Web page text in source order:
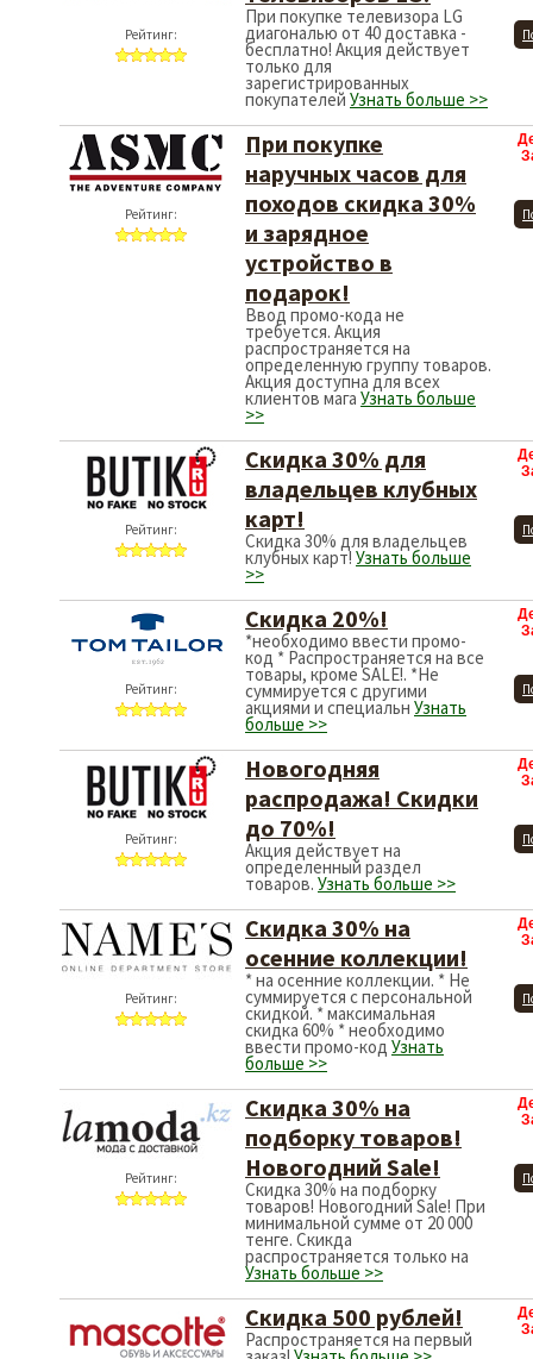
Рейтинг:
При покупке телевизора LG
диагональю от 40 доставка -
бесплатно! Акция действует
только для
зарегистрированных
покупателей Узнать больше >>
Рейтинг:
При покупке
наручных часов для
походов скидка 30%
и зарядное
устройство в
подарок!
Ввод промо-кода не
требуется. Акция
распространяется на
определенную группу товаров.
Акция доступна для всех
клиентов мага Узнать больше
>>
Рейтинг:
Скидка 30% для
владельцев клубных
карт!
Скидка 30% для владельцев
клубных карт! Узнать больше
>>
Рейтинг:
Скидка 20%!
*необходимо ввести промо-
код * Распространяется на все
товары, кроме SALE!. *Не
суммируется с другими
акциями и специальн Узнать
больше >>
Рейтинг:
Новогодняя
распродажа! Скидки
до 70%!
Акция действует на
определенный раздел
товаров. Узнать больше >>
Рейтинг:
Скидка 30% на
осенние коллекции!
* на осенние коллекции. * Не
суммируется с персональной
скидкой. * максимальная
скидка 60% * необходимо
ввести промо-код Узнать
больше >>
Рейтинг:
Скидка 30% на
подборку товаров!
Новогодний Sale!
Скидка 30% на подборку
товаров! Новогодний Sale! При
минимальной сумме от 20 000
тенге. Скикда
распространяется только на
Узнать больше >>
Скидка 500 рублей!
Распространяется на первый